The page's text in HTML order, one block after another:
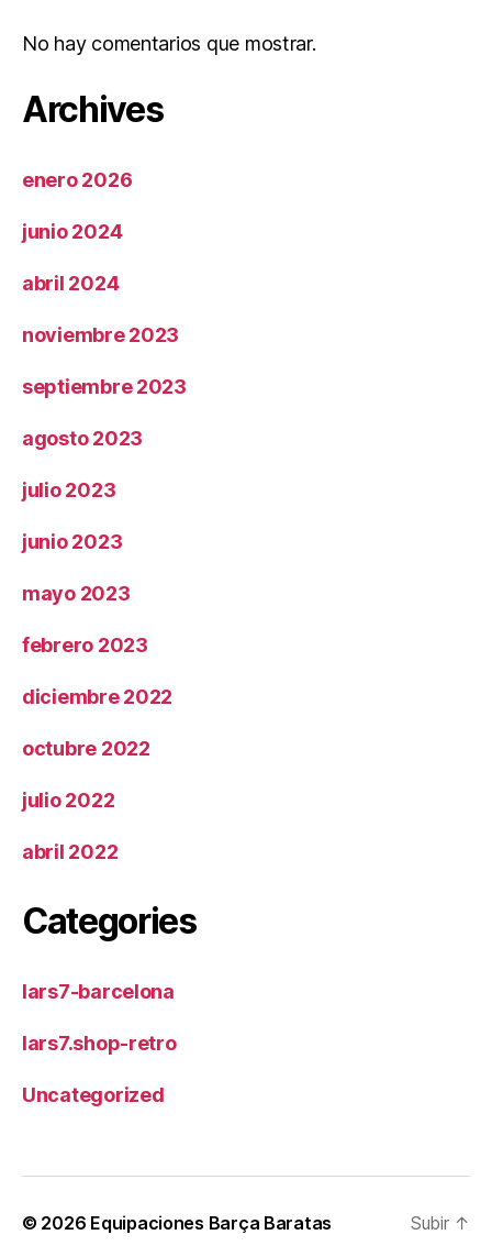
No hay comentarios que mostrar.
Archives
enero 2026
junio 2024
abril 2024
noviembre 2023
septiembre 2023
agosto 2023
julio 2023
junio 2023
mayo 2023
febrero 2023
diciembre 2022
octubre 2022
julio 2022
abril 2022
Categories
lars7-barcelona
lars7.shop-retro
Uncategorized
© 2026 Equipaciones Barça Baratas Subir ↑